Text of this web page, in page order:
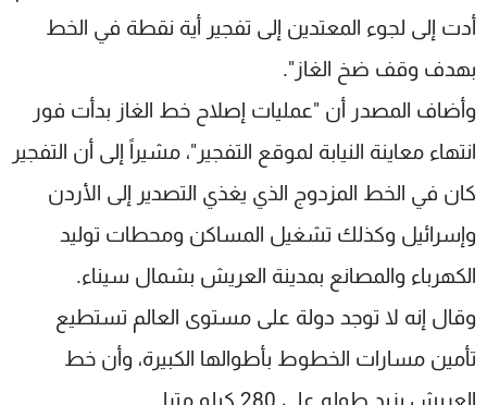
أدت إلى لجوء المعتدين إلى تفجير أية نقطة في الخط
بهدف وقف ضخ الغاز".
وأضاف المصدر أن "عمليات إصلاح خط الغاز بدأت فور
انتهاء معاينة النيابة لموقع التفجير"، مشيراً إلى أن التفجير
كان في الخط المزدوج الذي يغذي التصدير إلى الأردن
وإسرائيل وكذلك تشغيل المساكن ومحطات توليد
الكهرباء والمصانع بمدينة العريش بشمال سيناء.
وقال إنه لا توجد دولة على مستوى العالم تستطيع
تأمين مسارات الخطوط بأطوالها الكبيرة، وأن خط
العريش يزيد طوله على 280 كيلو مترا.